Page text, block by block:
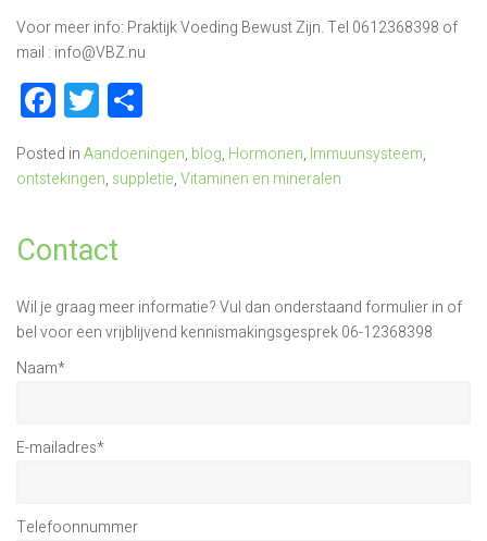
Voor meer info: Praktijk Voeding Bewust Zijn. Tel 0612368398 of
mail : info@VBZ.nu
Facebook
Twitter
Delen
Posted inAandoeningen, blog, Hormonen, Immuunsysteem,
ontstekingen, suppletie,Vitaminen en mineralen
Contact
Wil je graag meer informatie? Vul dan onderstaand formulier in of
bel voor een vrijblijvend kennismakingsgesprek 06-12368398
Naam*
E-mailadres*
Telefoonnummer